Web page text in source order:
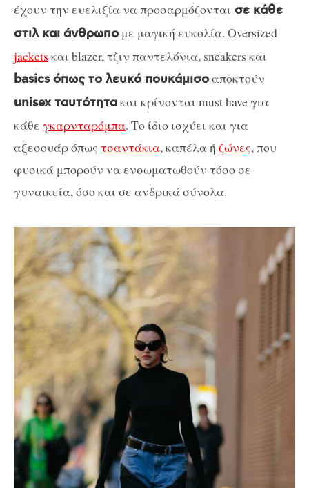
έχουν την ευελιξία να προσαρμόζονται σε κάθε
στιλ και άνθρωπομε μαγική ευκολία. Oversized
jackets και blazer, τζιν παντελόνια, sneakers και
basics όπως το λευκό πουκάμισοαποκτούν
unisex ταυτότητακαι κρίνονται must have για
κάθε γκαρνταρόμπα. Το ίδιο ισχύει και για
αξεσουάρ όπως τσαντάκια, καπέλα ή ζώνες, που
φυσικά μπορούν να ενσωματωθούν τόσο σε
γυναικεία, όσο και σε ανδρικά σύνολα.